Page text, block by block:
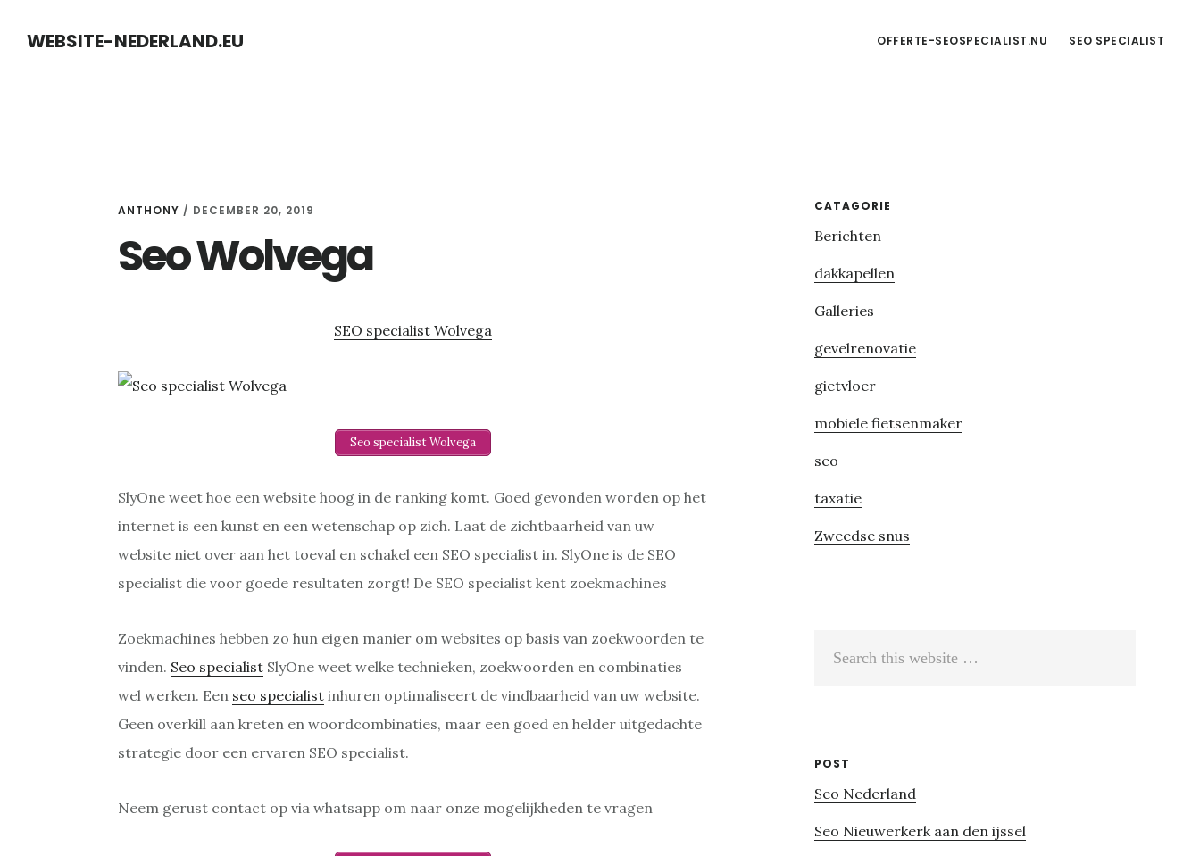
WEBSITE-NEDERLAND.EU OFFERTE-SEOSPECIALIST.NU SEO SPECIALIST
ANTHONY / DECEMBER 20, 2019
Seo Wolvega
SEO specialist Wolvega
Seo specialist Wolvega
SlyOne weet hoe een website hoog in de ranking komt. Goed gevonden worden op het
internet is een kunst en een wetenschap op zich. Laat de zichtbaarheid van uw
website niet over aan het toeval en schakel een SEO specialist in. SlyOne is de SEO
specialist die voor goede resultaten zorgt! De SEO specialist kent zoekmachines
Zoekmachines hebben zo hun eigen manier om websites op basis van zoekwoorden te
vinden. Seo specialist SlyOne weet welke technieken, zoekwoorden en combinaties
wel werken. Een seo specialist inhuren optimaliseert de vindbaarheid van uw website.
Geen overkill aan kreten en woordcombinaties, maar een goed en helder uitgedachte
strategie door een ervaren SEO specialist.
Neem gerust contact op via whatsapp om naar onze mogelijkheden te vragen
Primary
Sidebar
CATAGORIE
Berichten
dakkapellen
Galleries
gevelrenovatie
gietvloer
mobiele fietsenmaker
seo
taxatie
Zweedse snus
POST
Seo Nederland
Seo Nieuwerkerk aan den ijssel